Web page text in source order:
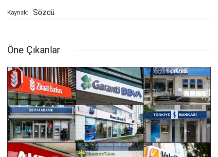
Kaynak: Sözcü
Öne Çıkanlar